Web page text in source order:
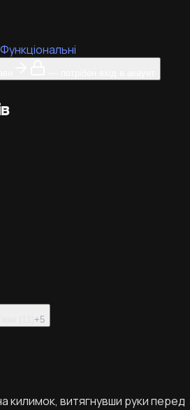
Функціональні
+5
килимок, витягнувши руки перед